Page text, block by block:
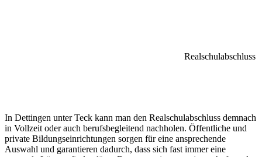
Realschulabschluss
In Dettingen unter Teck kann man den Realschulabschluss demnach
in Vollzeit oder auch berufsbegleitend nachholen. Öffentliche und
private Bildungseinrichtungen sorgen für eine ansprechende
Auswahl und garantieren dadurch, dass sich fast immer eine